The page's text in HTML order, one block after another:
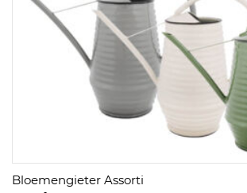
Bloemengieter Assorti